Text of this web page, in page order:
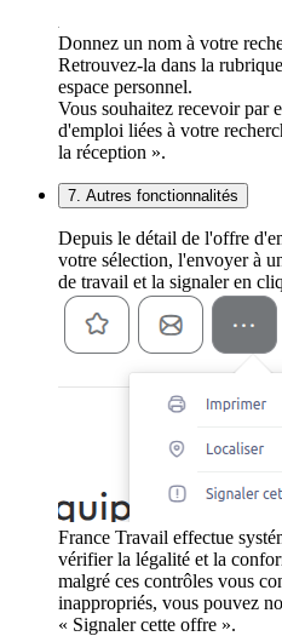
Donnez un nom à votre
Retrouvez-la dans la
espace personnel.
Vous souhaitez recevoir par
d'emploi liées à votre
la réception ».
7. Autres fonctionnalités
Depuis le détail de l'offre
votre sélection, l'envoyer à
de travail et la signaler en
France Travail effectue
vérifier la légalité et la
malgré ces contrôles vous
inappropriés, vous pouvez
« Signaler cette offre ».